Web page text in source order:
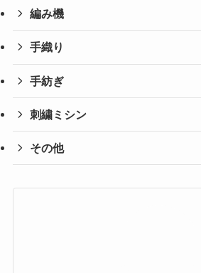
編み機
手織り
手紡ぎ
刺繍ミシン
その他